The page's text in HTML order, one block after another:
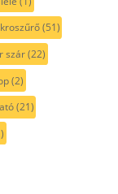
(51)
szár(22)
(2)
(21)